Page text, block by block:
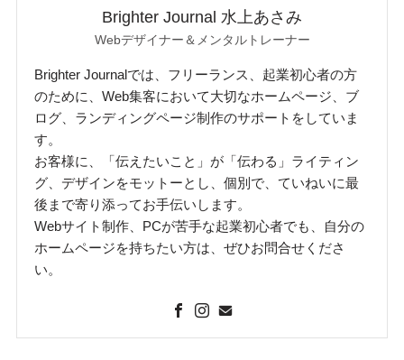
Brighter Journal 水上あさみ
Webデザイナー＆メンタルトレーナー
Brighter Journalでは、フリーランス、起業初心者の方
のために、Web集客において大切なホームページ、ブ
ログ、ランディングページ制作のサポートをしていま
す。
お客様に、「伝えたいこと」が「伝わる」ライティン
グ、デザインをモットーとし、個別で、ていねいに最
後まで寄り添ってお手伝いします。
Webサイト制作、PCが苦手な起業初心者でも、自分の
ホームページを持ちたい方は、ぜひお問合せくださ
い。